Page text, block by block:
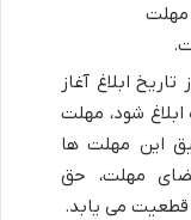
مهلت
ابلاغ آغاز
ابلاغ شود، مهلت
این مهلت ها
مهلت، حق
قطعیت می یابد.